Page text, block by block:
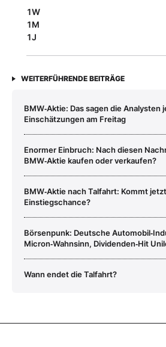
1W
1M
1J
WEITERFÜHRENDE BEITRÄGE
BMW‑Aktie: Das sagen die Analysten
Einschätzungen am Freitag
Enormer Einbruch: Nach diesen
BMW‑Aktie kaufen oder verkaufen?
BMW‑Aktie nach Talfahrt: Kommt
Einstiegschance?
Börsenpunk: Deutsche
Micron‑Wahnsinn, Dividenden‑Hit
Wann endet die Talfahrt?